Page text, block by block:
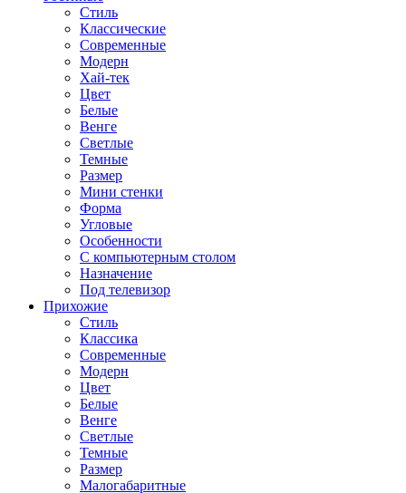
Стиль
Классические
Современные
Модерн
Хай-тек
Цвет
Белые
Венге
Светлые
Темные
Размер
Мини стенки
Форма
Угловые
Особенности
С компьютерным столом
Назначение
Под телевизор
Прихожие
Стиль
Классика
Современные
Модерн
Цвет
Белые
Венге
Светлые
Темные
Размер
Малогабаритные